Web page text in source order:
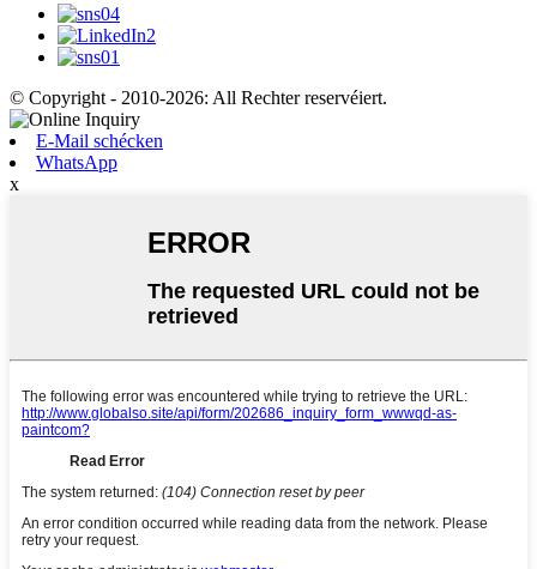
© Copyright - 2010-2026: All Rechter reservéiert.
E-Mail schécken
WhatsApp
x